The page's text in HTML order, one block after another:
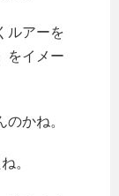
ルアーを
をイメー
かね。
。